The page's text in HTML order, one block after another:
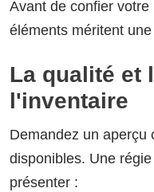
Avant de confier
éléments méritent
La qualité et
l'inventaire
Demandez un aperçu
disponibles. Une
présenter :